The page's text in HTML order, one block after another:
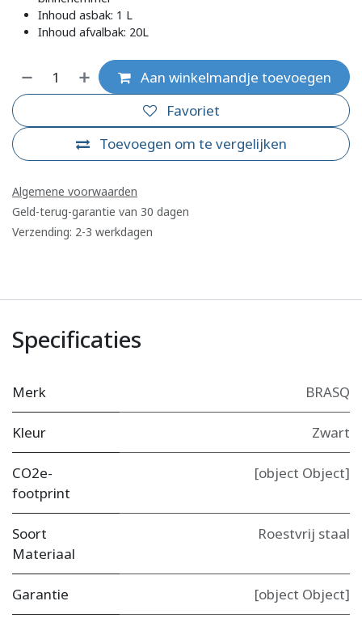
Inhoud asbak: 1 L
Inhoud afvalbak: 20L
Aan winkelmandje toevoegen
Toevoegen om te vergelijken
Favoriet
Algemene voorwaarden
Geld-terug-garantie van 30 dagen
Verzending: 2-3 werkdagen
Specificaties
Merk BRASQ
Kleur Zwart
CO2e-
footprint
[object Object]
Soort
Materiaal
Roestvrij staal
Garantie [object Object]